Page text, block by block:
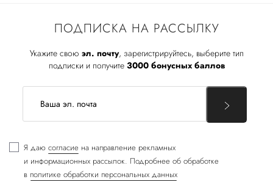
ПОДПИСКА НА РАССЫЛКУ
Укажите свою эл. почту, зарегистрируйтесь, выберите тип
подписки и получите 3000 бонусных баллов
Я даю согласие на направление рекламных
и информационных рассылок. Подробнее об обработке
в политике обработки персональных данных